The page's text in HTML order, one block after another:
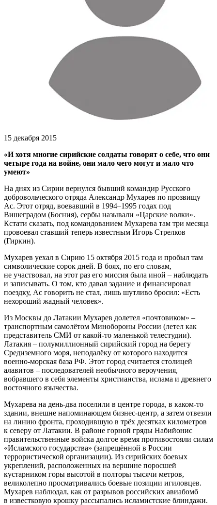
15 декабря 2015
«И хотя многие сирийские солдаты говорят о себе, что они
четыре года на войне, они мало чего могут и мало что
умеют»
На днях из Сирии вернулся бывший командир Русского
добровольческого отряда Александр Мухарев по прозвищу
Ас. Этот отряд, воевавший в 1994–1995 годах под
Вишеградом (Босния), сербы называли «Царские волки».
Кстати сказать, под командованием Мухарева там три месяца
провоевал ставший теперь известным Игорь Стрелков
(Гиркин).
Мухарев уехал в Сирию 15 октября 2015 года и пробыл там
символические сорок дней. В боях, по его словам,
не участвовал, на этот раз его миссия была иной – наблюдать
и записывать. О том, кто давал задание и финансировал
поездку, Ас говорить не стал, лишь шутливо бросил: «Есть
нехороший жадный человек».
Из Москвы до Латакии Мухарев долетел «почтовиком» –
транспортным самолётом Минобороны России (летел как
представитель СМИ от какой-то маленькой телестудии).
Латакия – полумиллионный сирийский город на берегу
Средиземного моря, неподалёку от которого находится
военно-морская база РФ. Этот город считается столицей
алавитов – последователей необычного вероучения,
вобравшего в себя элементы христианства, ислама и древнего
восточного язычества.
Мухарева на день-два поселили в центре города, в каком-то
здании, внешне напоминающем бизнес-центр, а затем отвезли
на линию фронта, проходившую в трёх десятках километров
к северу от Латакии. В районе горной гряды Набийонис
правительственные войска долгое время противостояли силам
«Исламского государства» (запрещённой в России
террористической организации). Из сирийских боевых
укреплений, расположенных на вершине поросшей
кустарником горы высотой в полторы тысячи метров,
великолепно просматривались боевые позиции игиловцев.
Мухарев наблюдал, как от разрывов российских авиабомб
в известковую крошку рассыпались исламистские блиндажи.